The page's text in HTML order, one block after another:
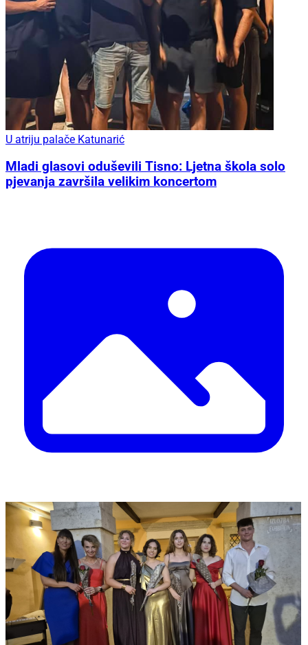
U atriju palače Katunarić
Mladi glasovi oduševili Tisno: Ljetna škola solo
pjevanja završila velikim koncertom